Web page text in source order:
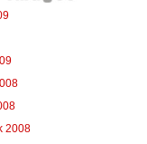
2008